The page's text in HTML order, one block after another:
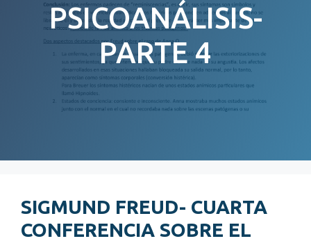
PSICOANÁLISIS-
PARTE 4
SIGMUND FREUD- CUARTA
CONFERENCIA SOBRE EL